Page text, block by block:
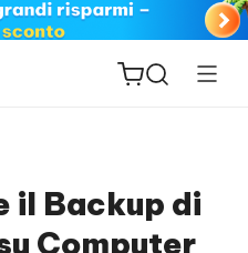
il Backup di
Computer